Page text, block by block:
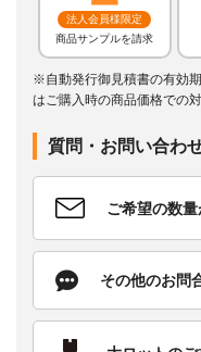
法人会員様限定
商品サンプルを請求
※自動発行御見積書の有効
はご購入時の商品価格での
質問・お問い合わ
ご希望の数
その他のお問